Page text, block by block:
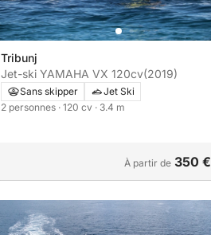
Tribunj
Jet-ski YAMAHA VX 120cv(2019)
Sans skipper
Jet Ski
2 personnes · 120 cv · 3.4 m
À partir de 350 €